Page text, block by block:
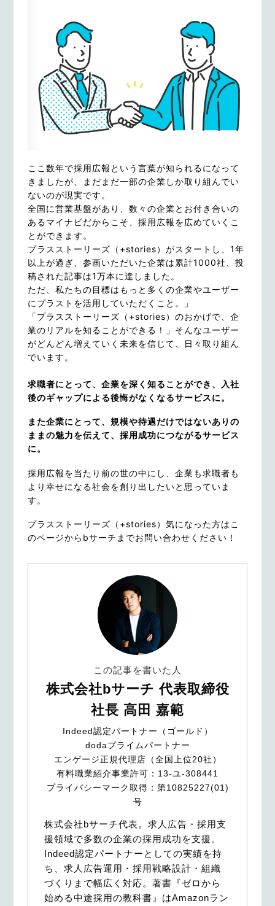
ここ数年で採用広報という言葉が知られるになって
きましたが、まだまだ一部の企業しか取り組んでい
ないのが現実です。
全国に営業基盤があり、数々の企業とお付き合いの
あるマイナビだからこそ、採用広報を広めていくこ
とができます。
プラスストーリーズ（+stories）がスタートし、1年
以上が過ぎ、参画いただいた企業は累計1000社、投
稿された記事は1万本に達しました。
ただ、私たちの目標はもっと多くの企業やユーザー
にプラストを活用していただくこと。」
「プラスストーリーズ（+stories）のおかげで、企
業のリアルを知ることができる！」そんなユーザー
がどんどん増えていく未来を信じて、日々取り組ん
でいます。
求職者にとって、企業を深く知ることができ、入社
後のギャップによる後悔がなくなるサービスに。
また企業にとって、規模や待遇だけではないありの
ままの魅力を伝えて、採用成功につながるサービス
に。
採用広報を当たり前の世の中にし、企業も求職者も
より幸せになる社会を創り出したいと思っていま
す。
プラスストーリーズ（+stories）気になった方はこ
のページからbサーチまでお問い合わせください！
この記事を書いた人
株式会社bサーチ 代表取締役
社長 高田 嘉範
Indeed認定パートナー（ゴールド）
dodaプライムパートナー
エンゲージ正規代理店（全国上位20社）
有料職業紹介事業許可：13-ユ-308441
プライバシーマーク取得：第10825227(01)
号
株式会社bサーチ代表。求人広告・採用支
援領域で多数の企業の採用成功を支援。
Indeed認定パートナーとしての実績を持
ち、求人広告運用・採用戦略設計・組織
づくりまで幅広く対応。著書『ゼロから
始める中途採用の教科書』はAmazonラン